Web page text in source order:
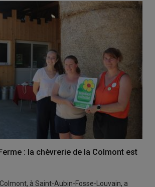
: la chèvrerie de la Colmont est
Colmont, à Saint-Aubin-Fosse-Louvain, a